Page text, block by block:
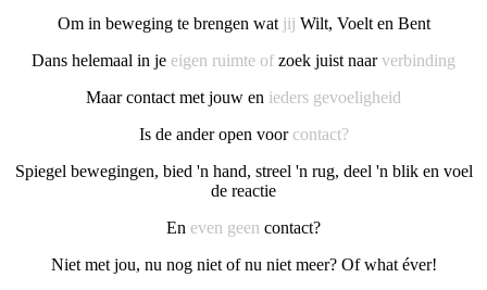
Om in beweging te brengen wat jij Wilt, Voelt en Bent
Dans helemaal in je eigen ruimte of zoek juist naarverbinding
Maar contact met jouw en ieders gevoeligheid
Is de ander open voor contact?
Spiegel bewegingen, bied 'n hand, streel 'n rug, deel 'n blik en voel
de reactie
En even geen contact?
Niet met jou, nu nog niet of nu niet meer? Of what éver!